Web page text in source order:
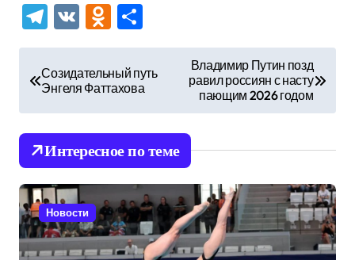
Telegram
VK Odnoklassniki
в
и
г
а
ц
и
Созидательный путь
Энгеля Фаттахова
Владимир Путин позд
равил россиян с насту
пающим 2026 годом
Интересное по теме
Новости